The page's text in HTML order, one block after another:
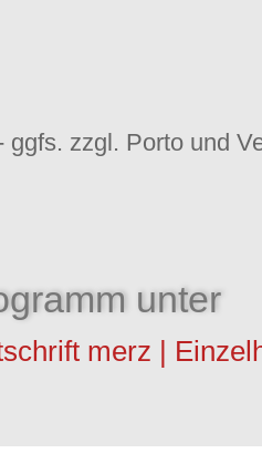
ggfs. zzgl. Porto und
unter
merz |